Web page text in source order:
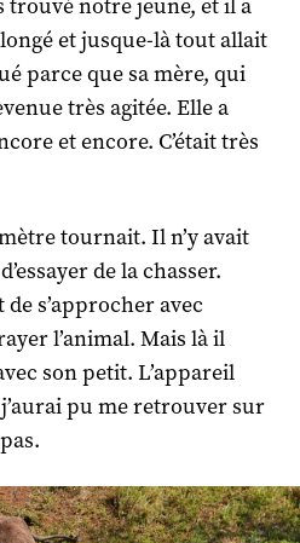
trouvé notre jeune, et il a
et jusque-là tout allait
parce que sa mère, qui
très agitée. Elle a
et encore. C’était très
tournait. Il n’y avait
de la chasser.
s’approcher avec
l’animal. Mais là il
son petit. L’appareil
j’aurai pu me retrouver sur